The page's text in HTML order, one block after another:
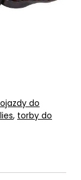
do
, torby do